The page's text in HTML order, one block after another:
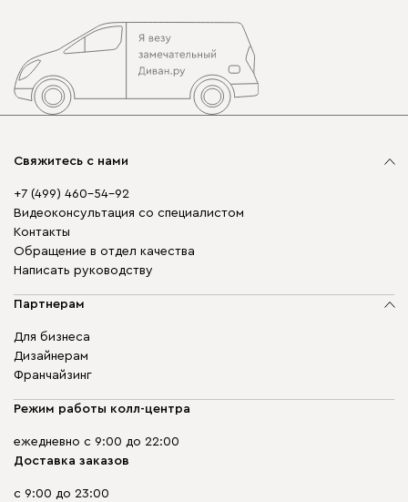
Свяжитесь с нами
+7 (499) 460-54-92
Видеоконсультация со специалистом
Контакты
Обращение в отдел качества
Написать руководству
Партнерам
Для бизнеса
Дизайнерам
Франчайзинг
Режим работы колл-центра
ежедневно с 9:00 до 22:00
Доставка заказов
с 9:00 до 23:00